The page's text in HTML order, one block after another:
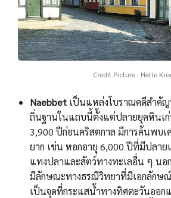
Credit Picture : Helle
Naebbet เป็นแหล่งโบราณคดีสำคั
ถิ่นฐานในแถบนี้ตั้งแต่ปลายยุคหินเก่
3,900 ปีก่อนคริสตกาล มีการค้นพบเ
ยาก เช่น หอกอายุ 6,000 ปีที่มีปลาย
แทงปลาและสัตว์ทางทะเลอื่น ๆ นอ
มีลักษณะทางธรณีวิทยาที่มีเอกลักษณ์
เป็นจุดที่กระแสน้ำทางทิศตะวันออก